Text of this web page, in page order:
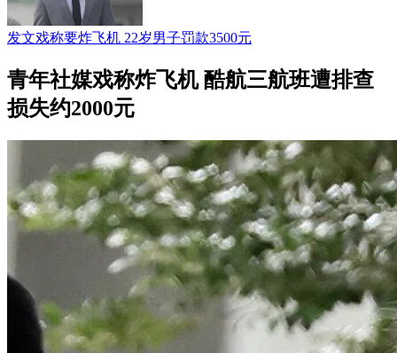
发文戏称要炸飞机 22岁男子罚款3500元
青年社媒戏称炸飞机 酷航三航班遭排查
损失约2000元